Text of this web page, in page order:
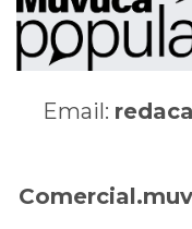
Email: